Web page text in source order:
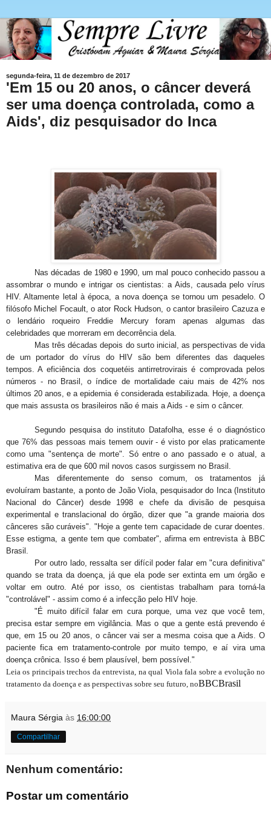
segunda-feira, 11 de dezembro de 2017
'Em 15 ou 20 anos, o câncer deverá
ser uma doença controlada, como a
Aids', diz pesquisador do Inca
Nas décadas de 1980 e 1990, um mal pouco conhecido passou a
assombrar o mundo e intrigar os cientistas: a Aids, causada pelo vírus
HIV. Altamente letal à época, a nova doença se tornou um pesadelo. O
filósofo Michel Focault, o ator Rock Hudson, o cantor brasileiro Cazuza e
o lendário roqueiro Freddie Mercury foram apenas algumas das
celebridades que morreram em decorrência dela.
Mas três décadas depois do surto inicial, as perspectivas de vida
de um portador do vírus do HIV são bem diferentes das daqueles
tempos. A eficiência dos coquetéis antirretrovirais é comprovada pelos
números - no Brasil, o índice de mortalidade caiu mais de 42% nos
últimos 20 anos, e a epidemia é considerada estabilizada. Hoje, a doença
que mais assusta os brasileiros não é mais a Aids - e sim o câncer.
Segundo pesquisa do instituto Datafolha, esse é o diagnóstico
que 76% das pessoas mais temem ouvir - é visto por elas praticamente
como uma "sentença de morte". Só entre o ano passado e o atual, a
estimativa era de que 600 mil novos casos surgissem no Brasil.
Mas diferentemente do senso comum, os tratamentos já
evoluíram bastante, a ponto de João Viola, pesquisador do Inca (Instituto
Nacional do Câncer) desde 1998 e chefe da divisão de pesquisa
experimental e translacional do órgão, dizer que "a grande maioria dos
cânceres são curáveis". "Hoje a gente tem capacidade de curar doentes.
Esse estigma, a gente tem que combater", afirma em entrevista à BBC
Brasil.
Por outro lado, ressalta ser difícil poder falar em "cura definitiva"
quando se trata da doença, já que ela pode ser extinta em um órgão e
voltar em outro. Até por isso, os cientistas trabalham para torná-la
"controlável" - assim como é a infecção pelo HIV hoje.
"É muito difícil falar em cura porque, uma vez que você tem,
precisa estar sempre em vigilância. Mas o que a gente está prevendo é
que, em 15 ou 20 anos, o câncer vai ser a mesma coisa que a Aids. O
paciente fica em tratamento-controle por muito tempo, e aí vira uma
doença crônica. Isso é bem plausível, bem possível."
Leia os principais trechos da entrevista, na qual Viola fala sobre a evolução no
tratamento da doença e as perspectivas sobre seu futuro, noBBCBrasil
Maura Sérgia às 16:00:00
Compartilhar
Nenhum comentário:
Postar um comentário